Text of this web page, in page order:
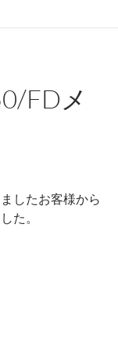
FDメ
したお客様から
た。